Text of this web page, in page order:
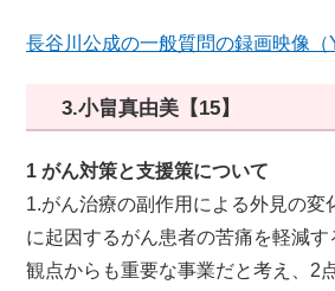
長谷川公成の一般質問の録画映像（
3.小畠真由美【15】
1 がん対策と支援策について​
1.がん治療の副作用による外見の
に起因するがん患者の苦痛を軽減
観点からも重要な事業だと考え、2